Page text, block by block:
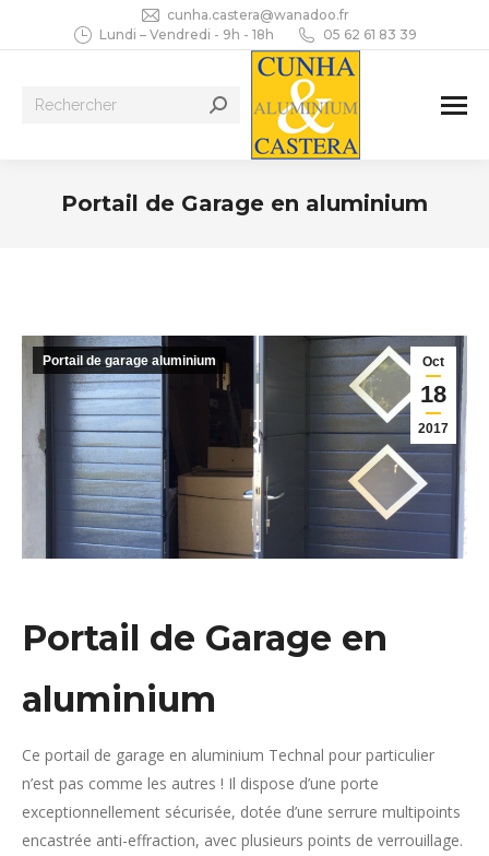
cunha.castera@wanadoo.fr
Lundi – Vendredi - 9h - 18h
05 62 61 83 39
Recherche
Portail de Garage en aluminium
Oct
18
2017
Portail de garage aluminium
Portail de Garage en
aluminium
Ce portail de garage en aluminium Technal pour particulier
n’est pas comme les autres ! Il dispose d’une porte
exceptionnellement sécurisée, dotée d’une serrure multipoints
encastrée anti-effraction, avec plusieurs points de verrouillage.